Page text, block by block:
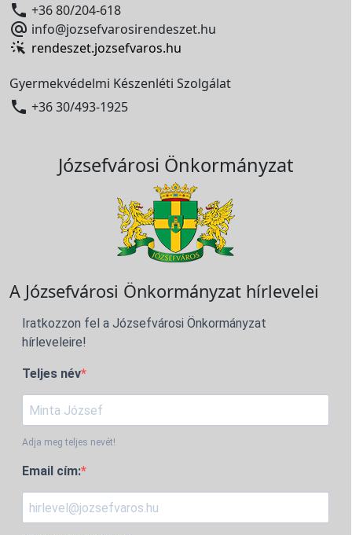
 +36 80/204-618
 info@jozsefvarosirendeszet.hu
rendeszet.jozsefvaros.hu
Gyermekvédelmi Készenléti Szolgálat
 +36 30/493-1925
Józsefvárosi Önkormányzat
A Józsefvárosi Önkormányzat hírlevelei
Iratkozzon fel a Józsefvárosi Önkormányzat
hírleveleire!
Teljes név
Adja meg teljes nevét!
Email cím: